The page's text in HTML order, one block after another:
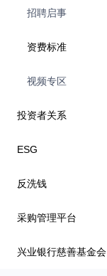
招聘启事
资费标准
视频专区
投资者关系
ESG
反洗钱
采购管理平台
兴业银行慈善基金会